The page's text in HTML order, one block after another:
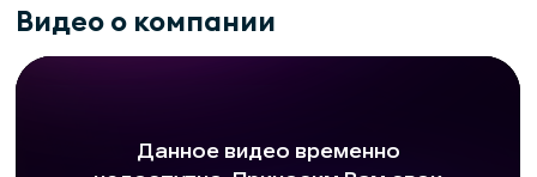
Видео о компании